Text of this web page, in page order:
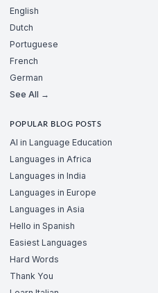
English
Dutch
Portuguese
French
German
See All →
POPULAR BLOG POSTS
AI in Language Education
Languages in Africa
Languages in India
Languages in Europe
Languages in Asia
Hello in Spanish
Easiest Languages
Hard Words
Thank You